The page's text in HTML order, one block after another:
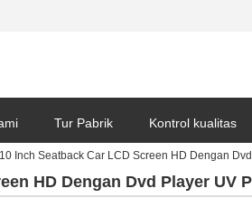
Tur Pabrik Kontrol kualitas
10 Inch Seatback Car LCD Screen HD Dengan
HD Dengan Dvd Player UV